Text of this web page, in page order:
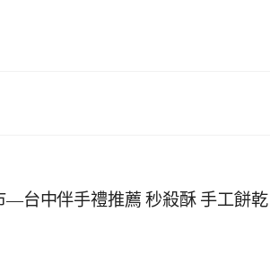
台中伴手禮推薦 秒殺酥 手工餅